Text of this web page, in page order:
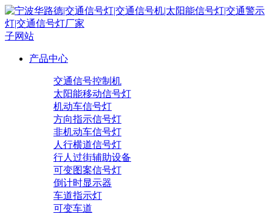
子网站
产品中心
交通信号控制机
太阳能移动信号灯
机动车信号灯
方向指示信号灯
非机动车信号灯
人行横道信号灯
行人过街辅助设备
可变图案信号灯
倒计时显示器
车道指示灯
可变车道